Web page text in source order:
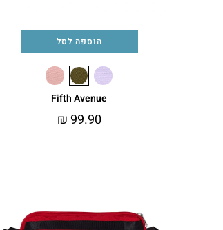
הוספה לסל
Fifth Avenue
₪99.90